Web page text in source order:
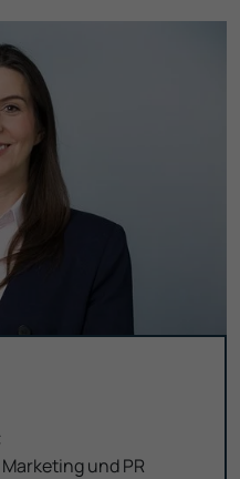
und PR